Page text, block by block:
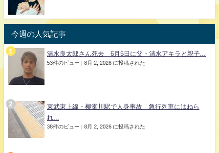
今週の人気記事
清水良太郎さん死去 6月5日に父・清水アキラと親子...
53件のビュー | 8月 2, 2026 に投稿された
東武東上線・柳瀬川駅で人身事故 急行列車にはねら
れ...
38件のビュー | 8月 2, 2026 に投稿された